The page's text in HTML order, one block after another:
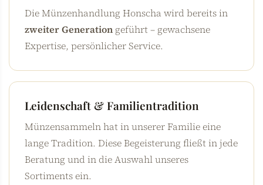
Die Münzenhandlung Honscha wird bereits in
zweiter Generation geführt – gewachsene
Expertise, persönlicher Service.
Leidenschaft & Familientradition
Münzensammeln hat in unserer Familie eine
lange Tradition. Diese Begeisterung fließt in jede
Beratung und in die Auswahl unseres
Sortiments ein.